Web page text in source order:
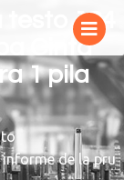
184
Cinta
1 pila
de la